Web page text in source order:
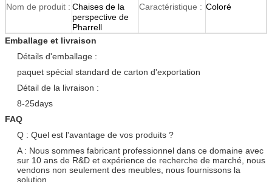
Nom de produit : Chaises de la
perspective de
Pharrell
Caractéristique : Coloré
Emballage et livraison
Détails d'emballage :
paquet spécial standard de carton d'exportation
Détail de la livraison :
8-25days
FAQ
Q : Quel est l'avantage de vos produits ?
A : Nous sommes fabricant professionnel dans ce domaine avec
sur 10 ans de R&D et expérience de recherche de marché, nous
vendons non seulement des meubles, nous fournissons la
solution.